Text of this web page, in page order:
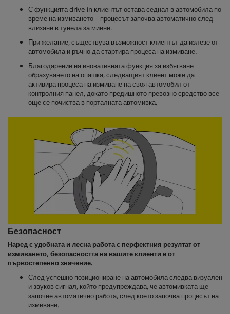
С функцията drive-in клиентът остава седнал в автомобила по
време на измиването – процесът започва автоматично след
влизане в тунела за миене.
При желание, съществува възможност клиентът да излезе от
автомобила и ръчно да стартира процеса на измиване.
Благодарение на иновативната функция за избягване
образуването на опашка, следващият клиент може да
активира процеса на измиване на своя автомобил от
контролния панел, докато предишното превозно средство все
още се почиства в порталната автомивка.
Безопасност
Наред с удобната и лесна работа с перфектния резултат от
измиването, безопасността на вашите клиенти е от
първостепенно значение.
След успешно позициониране на автомобила следва визуален
и звуков сигнал, който предупреждава, че автомивката ще
започне автоматично работа, след което започва процесът на
измиване.